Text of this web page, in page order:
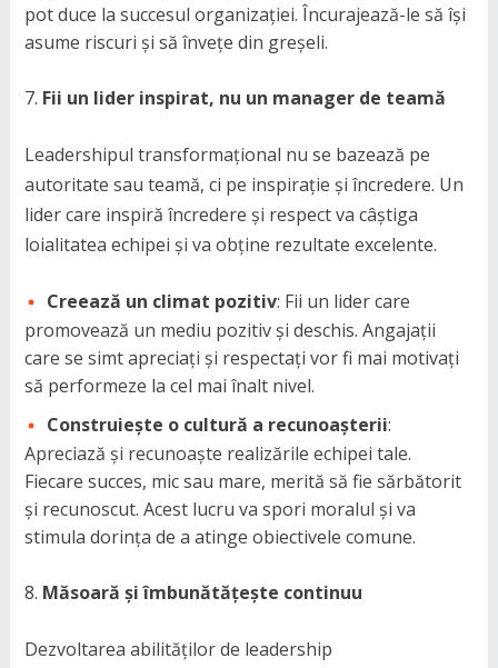
pot duce la succesul organizației. Încurajează-le să își
asume riscuri și să învețe din greșeli.
Fii un lider inspirat, nu un manager de teamă
Leadershipul transformațional nu se bazează pe
autoritate sau teamă, ci pe inspirație și încredere. Un
lider care inspiră încredere și respect va câștiga
loialitatea echipei și va obține rezultate excelente.
Creează un climat pozitiv: Fii un lider care
promovează un mediu pozitiv și deschis. Angajații
care se simt apreciați și respectați vor fi mai motivați
să performeze la cel mai înalt nivel.
Construiește o cultură a recunoașterii:
Apreciază și recunoaște realizările echipei tale.
Fiecare succes, mic sau mare, merită să fie sărbătorit
și recunoscut. Acest lucru va spori moralul și va
stimula dorința de a atinge obiectivele comune.
Măsoară și îmbunătățește continuu
Dezvoltarea abilităților de leadership